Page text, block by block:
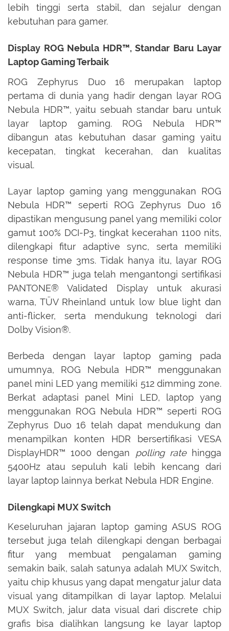
lebih tinggi serta stabil, dan sejalur dengan
kebutuhan para gamer.
Display ROG Nebula HDR™, Standar Baru Layar
Laptop Gaming Terbaik
ROG Zephyrus Duo 16 merupakan laptop
pertama di dunia yang hadir dengan layar ROG
Nebula HDR™, yaitu sebuah standar baru untuk
layar laptop gaming. ROG Nebula HDR™
dibangun atas kebutuhan dasar gaming yaitu
kecepatan, tingkat kecerahan, dan kualitas
visual.
Layar laptop gaming yang menggunakan ROG
Nebula HDR™ seperti ROG Zephyrus Duo 16
dipastikan mengusung panel yang memiliki color
gamut 100% DCI-P3, tingkat kecerahan 1100 nits,
dilengkapi fitur adaptive sync, serta memiliki
response time 3ms. Tidak hanya itu, layar ROG
Nebula HDR™ juga telah mengantongi sertifikasi
PANTONE® Validated Display untuk akurasi
warna, TÜV Rheinland untuk low blue light dan
anti-flicker, serta mendukung teknologi dari
Dolby Vision®.
Berbeda dengan layar laptop gaming pada
umumnya, ROG Nebula HDR™ menggunakan
panel mini LED yang memiliki 512 dimming zone.
Berkat adaptasi panel Mini LED, laptop yang
menggunakan ROG Nebula HDR™ seperti ROG
Zephyrus Duo 16 telah dapat mendukung dan
menampilkan konten HDR bersertifikasi VESA
DisplayHDR™ 1000 dengan polling ratehingga
5400Hz atau sepuluh kali lebih kencang dari
layar laptop lainnya berkat Nebula HDR Engine.
Dilengkapi MUX Switch
Keseluruhan jajaran laptop gaming ASUS ROG
tersebut juga telah dilengkapi dengan berbagai
fitur yang membuat pengalaman gaming
semakin baik, salah satunya adalah MUX Switch,
yaitu chip khusus yang dapat mengatur jalur data
visual yang ditampilkan di layar laptop. Melalui
MUX Switch, jalur data visual dari discrete chip
grafis bisa dialihkan langsung ke layar laptop